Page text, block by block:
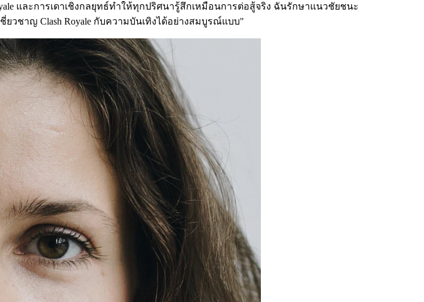
และการเดาเชิงกลยุทธ์ทำให้ทุกปริศนารู้สึกเหมือนการต่อสู้จริง ฉันรักษาแนวชัยชนะ
วชาญ Clash Royale กับความบันเทิงได้อย่างสมบูรณ์แบบ"